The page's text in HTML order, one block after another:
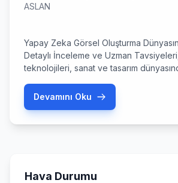
ASLAN
Yapay Zeka Görsel Oluşturma
Detaylı İnceleme ve Uzman
teknolojileri, sanat ve tasarım
değiştiren yapay zeka görsel oluşturma
saniyeler içinde akıllara durgunluk
Devamını Oku
Hava Durumu